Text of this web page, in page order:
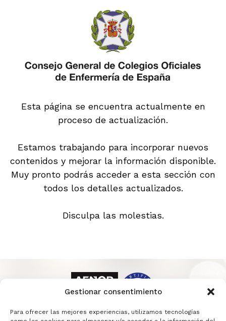
Gestionar consentimiento
Para ofrecer las mejores experiencias, utilizamos tecnologías
Esta página se encuentra actualmente en
proceso de actualización.
Estamos trabajando para incorporar nuevos
contenidos y mejorar la información disponible.
Muy pronto podrás acceder a esta sección con
todos los detalles actualizados.
Disculpa las molestias.